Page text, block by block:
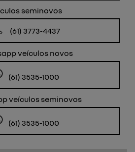
seminovos
(61) 3773-4437
veículos novos
(61) 3535-1000
veículos seminovos
(61) 3535-1000